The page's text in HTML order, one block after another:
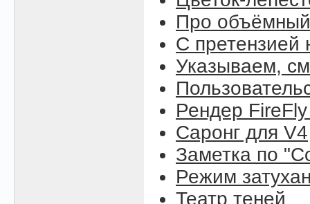
Про
С претензией
Указываем,
Рендер
Саронг для V4
Заметка по
Режим
Театр теней